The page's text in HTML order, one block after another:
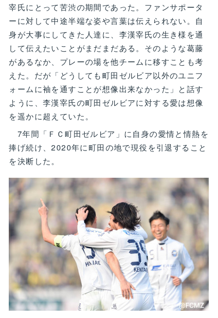
宰氏にとって苦渋の期間であった。ファンサポータ
ーに対して中途半端な姿や言葉は伝えられない。自
身が大事にしてきた人達に、李漢宰氏の生き様を通
して伝えたいことがまだまだある。そのような葛藤
があるなか、プレーの場を他チームに移すことも考
えた。だが「どうしても町田ゼルビア以外のユニフ
ォームに袖を通すことが想像出来なかった」と話す
ように、李漢宰氏の町田ゼルビアに対する愛は想像
を遥かに超えていた。
7年間「ＦＣ町田ゼルビア」に自身の愛情と情熱を
捧げ続け、2020年に町田の地で現役を引退すること
を決断した。